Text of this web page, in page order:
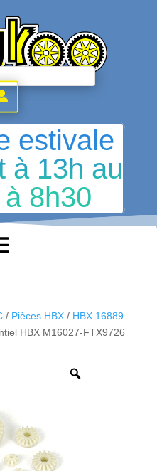
estivale
à 13h au
8h30
/ Pièces HBX/ HBX 16889
HBX M16027-FTX9726